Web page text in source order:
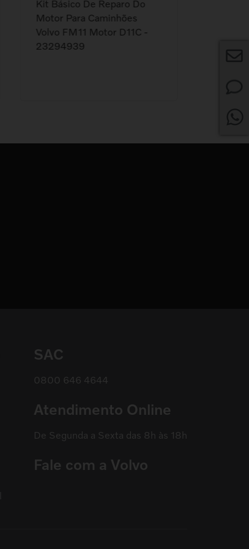
Kit Básico De Reparo Do
Motor Para Caminhões
Volvo FM11 Motor D11C -
23294939
Motor
SAC
0800 646 4644
Atendimento Online
De Segunda a Sexta das 8h às 18h
Fale com a Volvo